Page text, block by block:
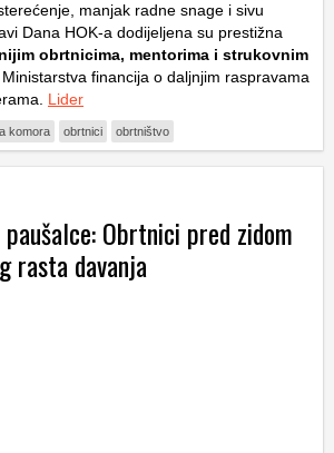
manjak radne snage i sivu
Dana HOK-a dodijeljena su prestižna
obrtnicima, mentorima i strukovnim
Ministarstva financija o daljnjim raspravama
Lider
komora obrtnici obrtništvo
Obrtnici pred zidom
rasta davanja